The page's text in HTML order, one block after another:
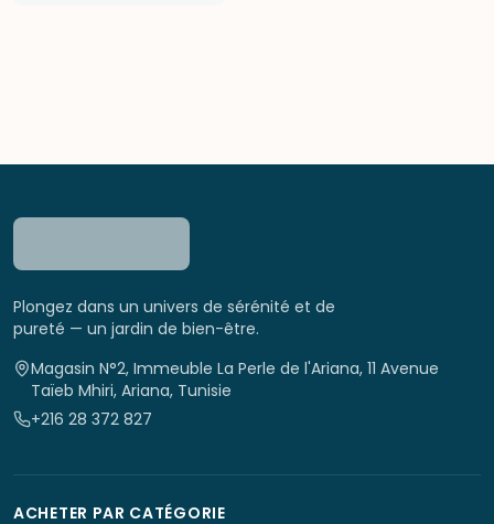
Plongez dans un univers de sérénité et de
pureté — un jardin de bien-être.
Magasin N°2, Immeuble La Perle de l'Ariana, 11 Avenue
Taïeb Mhiri, Ariana, Tunisie
+216 28 372 827
ACHETER PAR CATÉGORIE